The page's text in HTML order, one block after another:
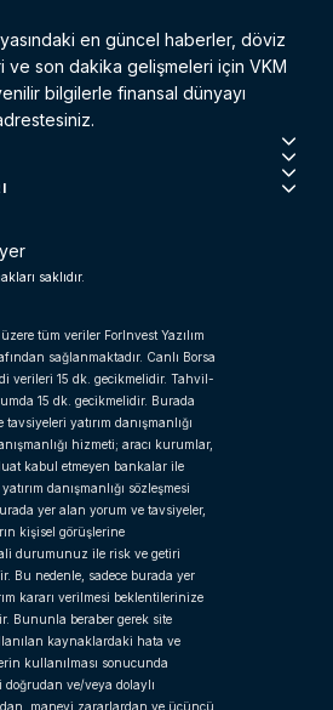
en güncel haberler, döviz
ve son dakika gelişmeleri için VKM
bilgilerle finansal dünyayı
saklıdır.
tüm veriler ForInvest Yazılım
sağlanmaktadır. Canlı Borsa
verileri 15 dk. gecikmelidir. Tahvil-
15 dk. gecikmelidir. Burada
yatırım danışmanlığı
hizmeti; aracı kurumlar,
kabul etmeyen bankalar ile
danışmanlığı sözleşmesi
yer alan yorum ve tavsiyeler,
kişisel görüşlerine
durumunuz ile risk ve getiri
Bu nedenle, sadece burada yer
kararı verilmesi beklentilerinize
Bununla beraber gerek site
kaynaklardaki hata ve
kullanılması sonucunda
doğrudan ve/veya dolaylı
manevi zararlardan ve üçüncü